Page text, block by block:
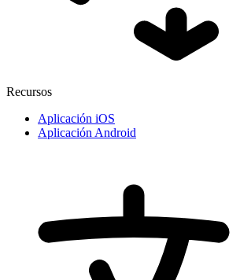
Recursos
Aplicación iOS
Aplicación Android